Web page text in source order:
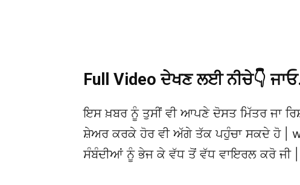
Full Video ਦੇਖਣ ਲਈ ਨੀਚੇ👇
ਇਸ ਖ਼ਬਰ ਨੂੰ ਤੁਸੀਂ ਵੀ ਆਪਣੇ ਦੋਸਤ ਮਿੱਤਰ ਜਾ
ਸ਼ੇਅਰ ਕਰਕੇ ਹੋਰ ਵੀ ਅੱਗੇ ਤੱਕ ਪਹੁੰਚਾ ਸਕਦੇ ਹੋ |
ਸੰਬੰਦੀਆਂ ਨੂੰ ਭੇਜ ਕੇ ਵੱਧ ਤੋਂ ਵੱਧ ਵਾਇਰਲ ਕਰੋ ਜੀ |